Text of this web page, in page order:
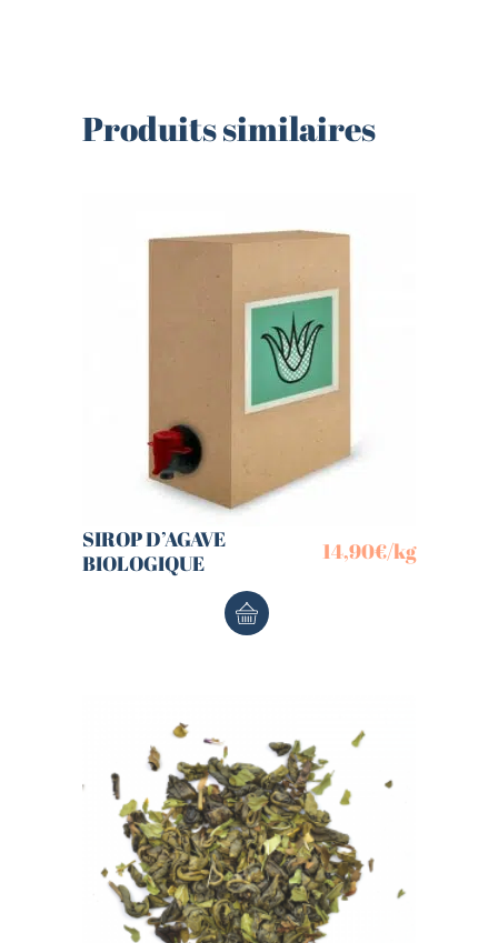
Produits similaires
SIROP D’AGAVE
BIOLOGIQUE
14,90€/kg